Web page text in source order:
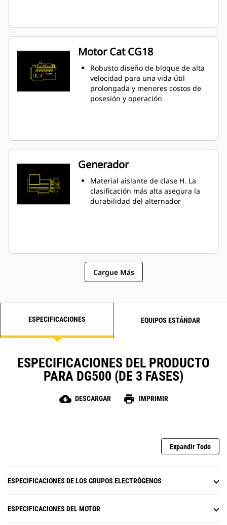
Motor Cat CG18
Robusto diseño de bloque de alta
velocidad para una vida útil
prolongada y menores costos de
posesión y operación
Generador
Material aislante de clase H. La
clasificación más alta asegura la
durabilidad del alternador
Cargue Más
ESPECIFICACIONES EQUIPOS ESTÁNDAR
ESPECIFICACIONES DEL PRODUCTO
PARA DG500 (DE 3 FASES)
cloud_download DESCARGAR print IMPRIMIR
Expandir Todo
ESPECIFICACIONES DE LOS GRUPOS ELECTRÓGENOS
ESPECIFICACIONES DEL MOTOR